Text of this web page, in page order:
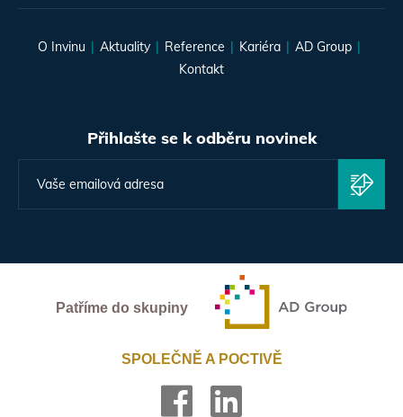
O Invinu Aktuality Reference Kariéra
AD Group
Kontakt
Přihlašte se k odběru novinek
Patříme do skupiny
SPOLEČNĚ A POCTIVĚ